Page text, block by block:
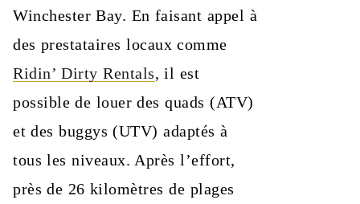
Winchester Bay. En faisant appel à
des prestataires locaux comme
Ridin’ Dirty Rentals, il est
possible de louer des quads (ATV)
et des buggys (UTV) adaptés à
tous les niveaux. Après l’effort,
près de 26 kilomètres de plages